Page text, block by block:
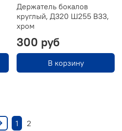
Держатель бокалов
круглый, Д320 Ш255 В33,
хром
300 руб
В корзину
1 2